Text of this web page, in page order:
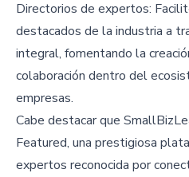
Directorios de expertos:
destacados de la industria a
integral, fomentando la
colaboración dentro del
empresas.
Cabe destacar que
Featured, una prestigiosa
expertos reconocida por